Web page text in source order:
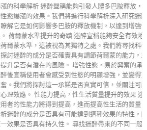
解析 迷醉聲稱能夠引發人體多巴胺釋放，進而
的效果。我們將進行科學解析深入研究迷醉的成
如何影響多巴胺的釋放機制，以達到增強性慾的
水準提升的奇蹟 迷醉宣稱能夠安全有效地提高
準，這被視為其獨特之處。我們將尋找科學依
的成分是否確實具有調節荷爾蒙的能力，並評估
有潛在的風險。 增強性慾，易於興奮的承諾 使
使用者會感受到性慾的明顯增強，並變得更加易
將探討這一承諾是否真實可信，並關注可能的生
。 性能力提高，性生活質量提升的效果 迷醉聲
能力將得到提高，進而提高性生活的質量。我們
成分是否具有可能達到這種效果的特性，同時考
否具有持久性。 尋找迷醉帶來的不同一般生活